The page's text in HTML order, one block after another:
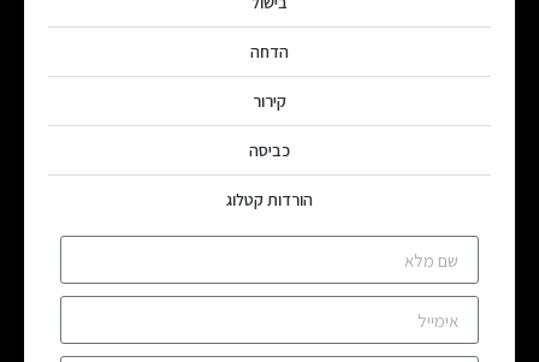
הדחה
קירור
כביסה
הורדות קטלוג